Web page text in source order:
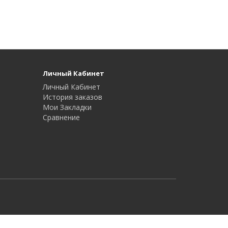
Личный Кабинет
Личный Кабинет
История заказов
Мои Закладки
Сравнение